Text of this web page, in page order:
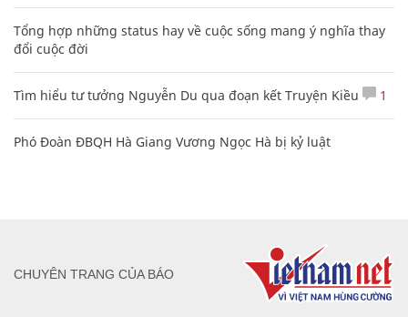
Tổng hợp những status hay về cuộc sống mang ý nghĩa thay
đổi cuộc đời
Tìm hiểu tư tưởng Nguyễn Du qua đoạn kết Truyện Kiều 1
Phó Đoàn ĐBQH Hà Giang Vương Ngọc Hà bị kỷ luật
CHUYÊN TRANG CỦA BÁO